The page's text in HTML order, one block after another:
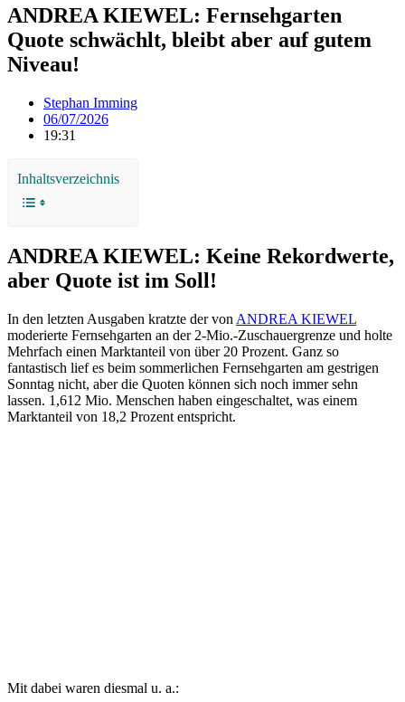
ANDREA KIEWEL: Fernsehgarten
Quote schwächlt, bleibt aber auf gutem
Niveau!
Stephan Imming
06/07/2026
19:31
Inhaltsverzeichnis
ANDREA KIEWEL: Keine Rekordwerte,
aber Quote ist im Soll!
In den letzten Ausgaben kratzte der von ANDREA KIEWEL
moderierte Fernsehgarten an der 2-Mio.-Zuschauergrenze und holte
Mehrfach einen Marktanteil von über 20 Prozent. Ganz so
fantastisch lief es beim sommerlichen Fernsehgarten am gestrigen
Sonntag nicht, aber die Quoten können sich noch immer sehn
lassen. 1,612 Mio. Menschen haben eingeschaltet, was einem
Marktanteil von 18,2 Prozent entspricht.
Mit dabei waren diesmal u. a.: